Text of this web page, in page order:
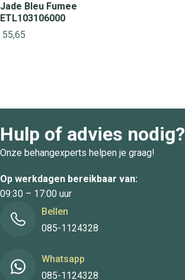
Jade Bleu Fumee
ETL103106000
55,65
Hulp of advies nodig?
Onze behangexperts helpen je graag!
Op werkdagen bereikbaar van:
09:30 – 17:00 uur
Bellen
085-1124328
Whatsapp
085-1124328